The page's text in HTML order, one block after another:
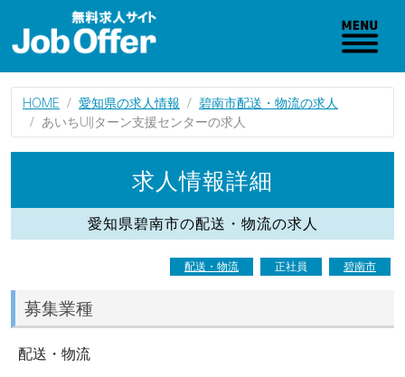
HOME 愛知県の求人情報
碧南市配送・物流の求人
あいちUIJターン支援センターの求人
求人情報詳細
愛知県碧南市の配送・物流の求人
配送・物流 正社員 碧南市
募集業種
配送・物流